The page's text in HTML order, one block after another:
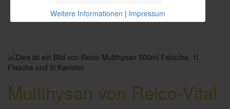
Multihysan von Reico-Vital
Weitere Informationen | Impressum